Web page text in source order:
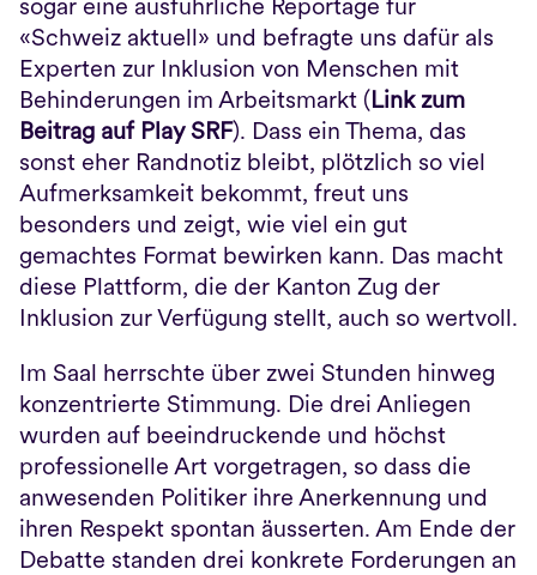
sogar eine ausführliche Reportage für
«Schweiz aktuell» und befragte uns dafür als
Experten zur Inklusion von Menschen mit
Behinderungen im Arbeitsmarkt (Link zum
Beitrag auf Play SRF). Dass ein Thema, das
sonst eher Randnotiz bleibt, plötzlich so viel
Aufmerksamkeit bekommt, freut uns
besonders und zeigt, wie viel ein gut
gemachtes Format bewirken kann. Das macht
diese Plattform, die der Kanton Zug der
Inklusion zur Verfügung stellt, auch so wertvoll.
Im Saal herrschte über zwei Stunden hinweg
konzentrierte Stimmung. Die drei Anliegen
wurden auf beeindruckende und höchst
professionelle Art vorgetragen, so dass die
anwesenden Politiker ihre Anerkennung und
ihren Respekt spontan äusserten. Am Ende der
Debatte standen drei konkrete Forderungen an